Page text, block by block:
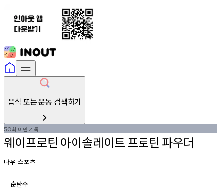
음식 또는 운동 검색하기
50회 미만기록
웨이프로틴 아이솔레이트프로틴 파우더
나우 스포츠
순탄수